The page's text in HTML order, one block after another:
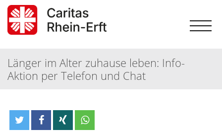
Länger im Alter zuhause leben: Info-
Aktion per Telefon und Chat